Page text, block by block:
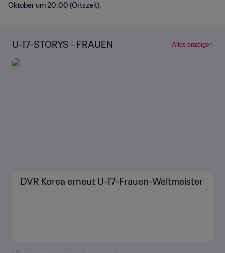
Oktober um 20:00 (Ortszeit).
U-17-STORYS - FRAUEN Alles anzeigen
DVR Korea erneut U-17-Frauen-Weltmeister